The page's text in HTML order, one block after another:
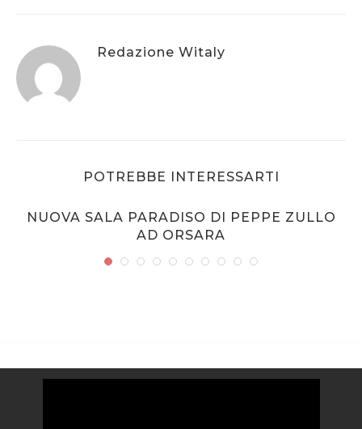
Redazione Witaly
POTREBBE INTERESSARTI
NUOVA SALA PARADISO DI PEPPE ZULLO
AD ORSARA